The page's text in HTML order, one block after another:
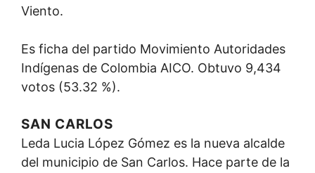
Viento.
Es ficha del partido Movimiento Autoridades
Indígenas de Colombia AICO. Obtuvo 9,434
votos (53.32 %).
SAN CARLOS
Leda Lucia López Gómez es la nueva alcalde
del municipio de San Carlos. Hace parte de la